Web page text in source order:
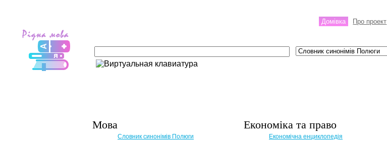
Домівка Про проект
Мова
Словник синонімів Полюги
Економіка та право
Eкономічна енциклопедія